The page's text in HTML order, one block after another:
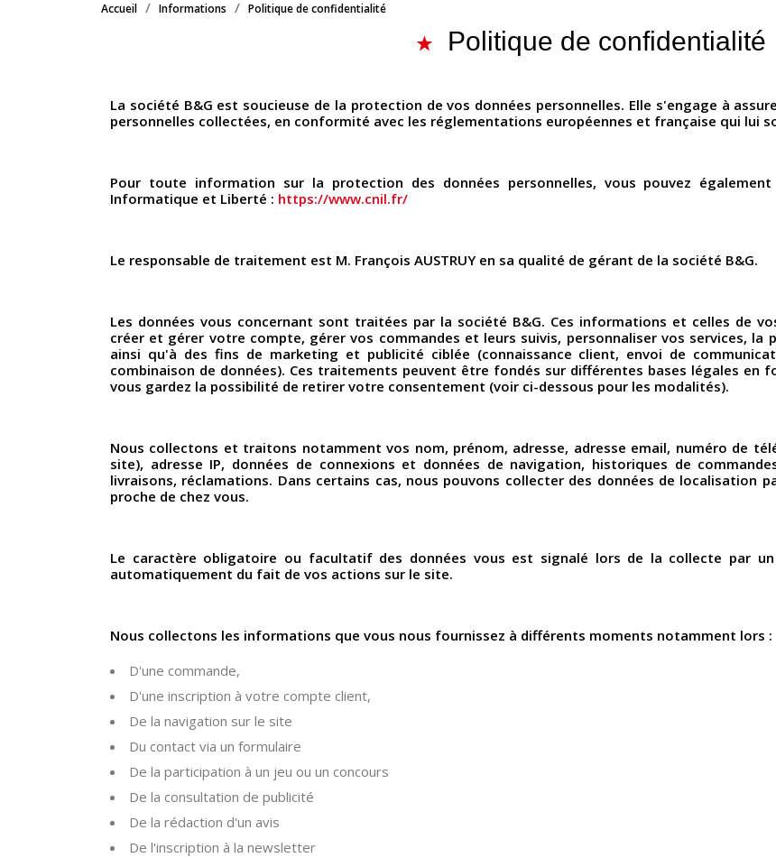
Accueil Informations Politique de confidentialité
Politique de confidentialité
La société B&G est soucieuse de la protection de vos données personnelles. Elle s'engage à
personnelles collectées, en conformité avec les réglementations européennes et française qui lui
Pour toute information sur la protection des données personnelles, vous pouvez
Informatique et Liberté : https://www.cnil.fr/
Le responsable de traitement est M. François AUSTRUY en sa qualité de gérant de la société B&G.
Les données vous concernant sont traitées par la société B&G. Ces informations et celles de
créer et gérer votre compte, gérer vos commandes et leurs suivis, personnaliser vos services,
ainsi qu'à des fins de marketing et publicité ciblée (connaissance client, envoi de
combinaison de données). Ces traitements peuvent être fondés sur différentes bases légales
vous gardez la possibilité de retirer votre consentement (voir ci-dessous pour les modalités).
Nous collectons et traitons notamment vos nom, prénom, adresse, adresse email, numéro de
site), adresse IP, données de connexions et données de navigation, historiques de
livraisons, réclamations. Dans certains cas, nous pouvons collecter des données de localisation
proche de chez vous.
Le caractère obligatoire ou facultatif des données vous est signalé lors de la collecte par
automatiquement du fait de vos actions sur le site.
Nous collectons les informations que vous nous fournissez à différents moments notamment lors :
D'une commande,
D'une inscription à votre compte client,
De la navigation sur le site
Du contact via un formulaire
De la participation à un jeu ou un concours
De la consultation de publicité
De la rédaction d'un avis
De l'inscription à la newsletter